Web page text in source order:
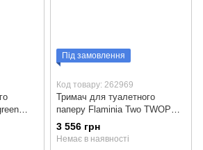
Під замовлення
Код товару: 262969
Тримач для туалетного
паперу Flaminia Two TWOPR
(хром)
3 556 грн
Немає в наявності